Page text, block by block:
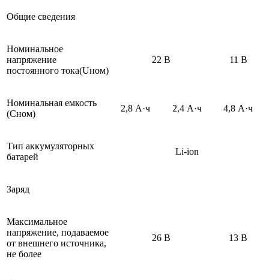
Общие сведения
Номинальное
напряжение
постоянного тока(Uном)
22 В 11 В
Номинальная емкость
(Сном)
2,8 А·ч 2,4 А·ч 4,8 А·ч
Тип аккумуляторных
батарей
Li-ion
Заряд
Максимальное
напряжение, подаваемое
от внешнего источника,
не более
26 В 13 В